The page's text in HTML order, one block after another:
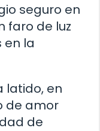
seguro en
faro de luz
en la
latido, en
de amor
de